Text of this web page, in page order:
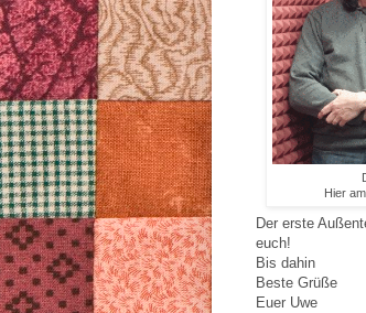
Hier
Der erste
euch!
Bis dahin
Beste Grüße
Euer Uwe